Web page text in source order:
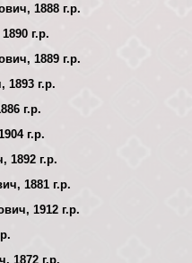
1888 г.р.
г.р.
1889 г.р.
г.р.
г.р.
г.р.
1892 г.р.
1881 г.р.
1912 г.р.
1872 г.р.